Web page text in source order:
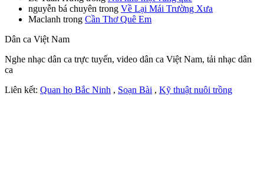
nguyễn bá chuyên trong Về Lại Mái Trường Xưa
Maclanh trong Cần Thơ Quê Em
Dân ca Việt Nam
Nghe nhạc dân ca trực tuyến, video dân ca Việt Nam, tải nhạc dân
ca
Liên kết: Quan họ Bắc Ninh , Soạn Bài , Kỹ thuật nuôi trồng